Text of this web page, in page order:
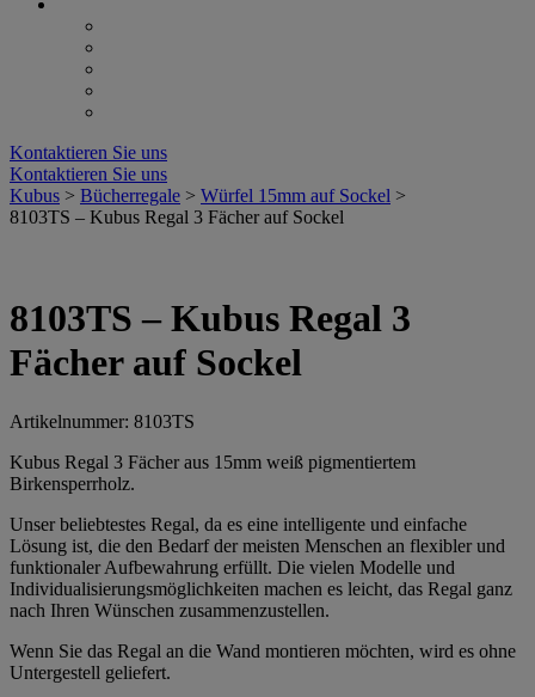
Kontaktieren Sie uns
Kontaktieren Sie uns
Kubus > Bücherregale > Würfel 15mm auf Sockel >
8103TS – Kubus Regal 3 Fächer auf Sockel
8103TS – Kubus Regal 3
Fächer auf Sockel
Artikelnummer: 8103TS
Kubus Regal 3 Fächer aus 15mm weiß pigmentiertem
Birkensperrholz.
Unser beliebtestes Regal, da es eine intelligente und einfache
Lösung ist, die den Bedarf der meisten Menschen an flexibler und
funktionaler Aufbewahrung erfüllt. Die vielen Modelle und
Individualisierungsmöglichkeiten machen es leicht, das Regal ganz
nach Ihren Wünschen zusammenzustellen.
Wenn Sie das Regal an die Wand montieren möchten, wird es ohne
Untergestell geliefert.